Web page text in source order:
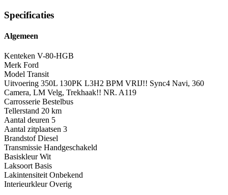
Specificaties
Algemeen
Kenteken V-80-HGB
Merk Ford
Model Transit
Uitvoering 350L 130PK L3H2 BPM VRIJ!! Sync4 Navi, 360
Camera, LM Velg, Trekhaak!! NR. A119
Carrosserie Bestelbus
Tellerstand 20 km
Aantal deuren 5
Aantal zitplaatsen 3
Brandstof Diesel
Transmissie Handgeschakeld
Basiskleur Wit
Laksoort Basis
Lakintensiteit Onbekend
Interieurkleur Overig